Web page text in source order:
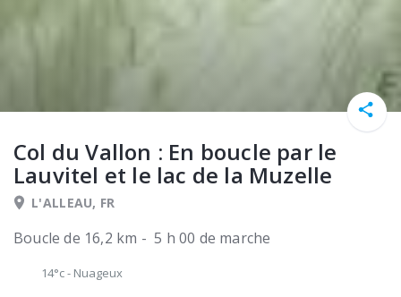
Col du Vallon : En boucle par le
Lauvitel et le lac de la Muzelle
L'ALLEAU, FR
Boucle de 16,2 km - 5 h 00 de marche
14°c- Nuageux